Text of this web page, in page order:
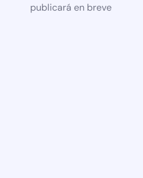
publicará en breve